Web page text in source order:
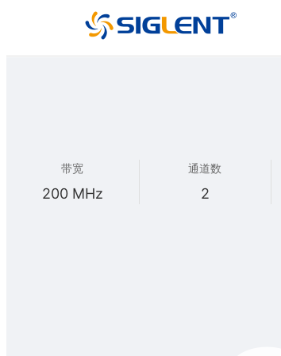
带宽
200 MHz
通道数
2